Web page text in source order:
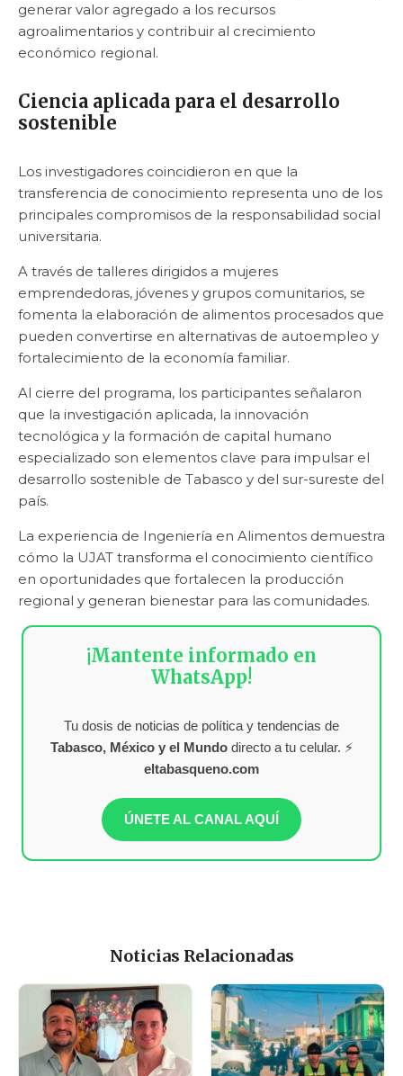
generar valor agregado a los recursos
agroalimentarios y contribuir al crecimiento
económico regional.
Ciencia aplicada para el desarrollo
sostenible
Los investigadores coincidieron en que la
transferencia de conocimiento representa uno de los
principales compromisos de la responsabilidad social
universitaria.
A través de talleres dirigidos a mujeres
emprendedoras, jóvenes y grupos comunitarios, se
fomenta la elaboración de alimentos procesados que
pueden convertirse en alternativas de autoempleo y
fortalecimiento de la economía familiar.
Al cierre del programa, los participantes señalaron
que la investigación aplicada, la innovación
tecnológica y la formación de capital humano
especializado son elementos clave para impulsar el
desarrollo sostenible de Tabasco y del sur-sureste del
país.
La experiencia de Ingeniería en Alimentos demuestra
cómo la UJAT transforma el conocimiento científico
en oportunidades que fortalecen la producción
regional y generan bienestar para las comunidades.
¡Mantente informado en
WhatsApp!
Tu dosis de noticias de política y tendencias de
Tabasco, México y el Mundodirecto a tu celular. ⚡
eltabasqueno.com
ÚNETE AL CANAL AQUÍ
Noticias Relacionadas